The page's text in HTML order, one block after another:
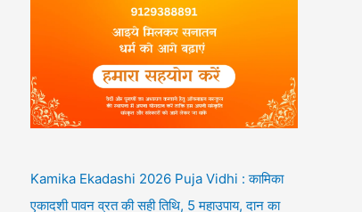
Kamika Ekadashi 2026 Puja Vidhi : कामिका
एकादशी पावन व्रत की सही तिथि, 5 महाउपाय, दान का